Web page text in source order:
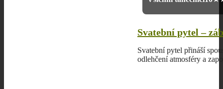
Svatební pytel –
Svatební pytel přináší
odlehčení atmosféry a